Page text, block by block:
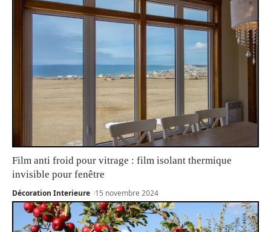
Film anti froid pour vitrage : film isolant thermique
invisible pour fenêtre
Décoration Interieure 15 novembre 2024